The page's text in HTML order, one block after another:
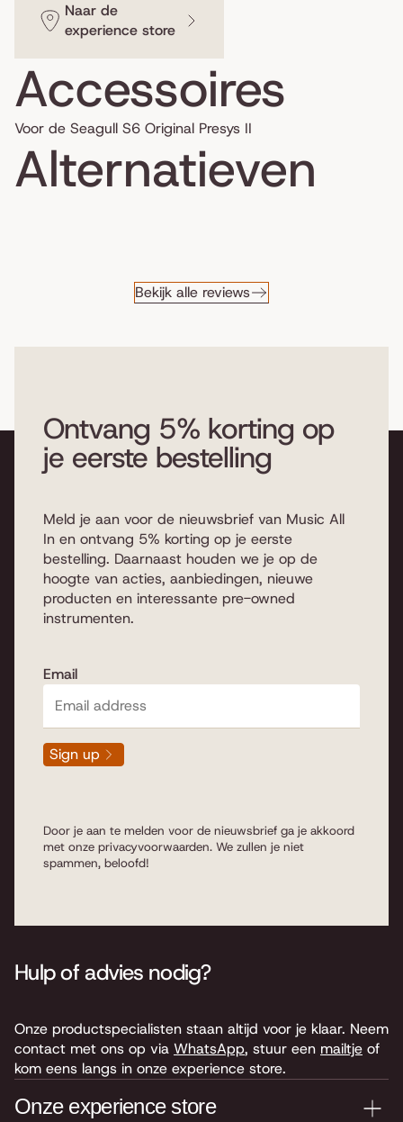
Naar de
experience store
Accessoires
Voor de Seagull S6 Original Presys II
Alternatieven
Bekijk alle reviews
Ontvang 5% korting op
je eerste bestelling
Meld je aan voor de nieuwsbrief van Music All
In en ontvang 5% korting op je eerste
bestelling. Daarnaast houden we je op de
hoogte van acties, aanbiedingen, nieuwe
producten en interessante pre-owned
instrumenten.
Email
Sign up
Door je aan te melden voor de nieuwsbrief ga je akkoord
met onze privacyvoorwaarden. We zullen je niet
spammen, beloofd!
Hulp of advies nodig?
Onze productspecialisten staan altijd voor je klaar. Neem
contact met ons op via WhatsApp, stuur een mailtje of
kom eens langs in onze experience store.
Onze experience store